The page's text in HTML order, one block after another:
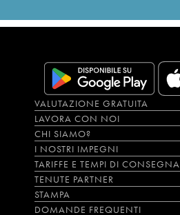
VALUTAZIONE GRATUITA
LAVORA CON NOI
CHI SIAMO?
I NOSTRI IMPEGNI
TARIFFE E TEMPI DI CONSEGNA
TENUTE PARTNER
STAMPA
DOMANDE FREQUENTI